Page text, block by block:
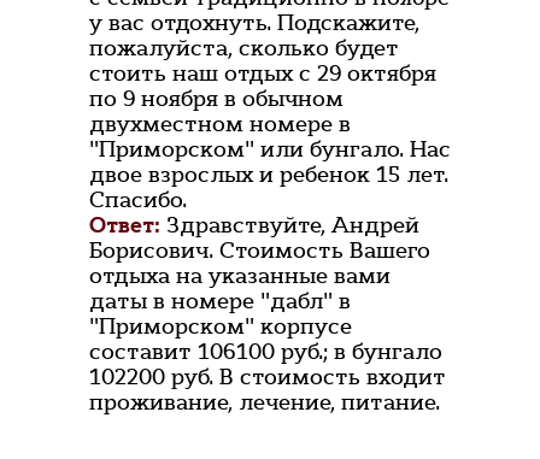
у вас отдохнуть. Подскажите,
пожалуйста, сколько будет
стоить наш отдых с 29 октября
по 9 ноября в обычном
двухместном номере в
"Приморском" или бунгало. Нас
двое взрослых и ребенок 15 лет.
Спасибо.
Ответ: Здравствуйте, Андрей
Борисович. Стоимость Вашего
отдыха на указанные вами
даты в номере "дабл" в
"Приморском" корпусе
составит 106100 руб.; в бунгало
102200 руб. В стоимость входит
проживание, лечение, питание.